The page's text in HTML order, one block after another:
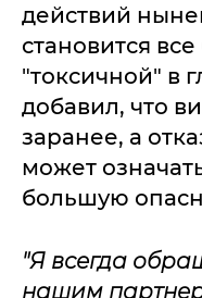
действий
становится
"токсичной" в
добавил, что
заранее, а
может
большую
"Я всегда
нашим